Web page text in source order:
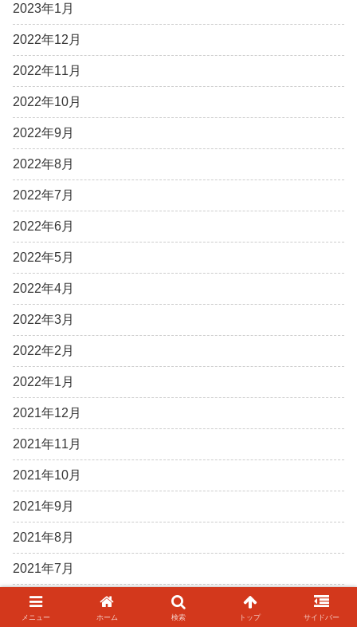
2023年1月
2022年12月
2022年11月
2022年10月
2022年9月
2022年8月
2022年7月
2022年6月
2022年5月
2022年4月
2022年3月
2022年2月
2022年1月
2021年12月
2021年11月
2021年10月
2021年9月
2021年8月
2021年7月
2021年6月
メニュー ホーム 検索 トップ サイドバー